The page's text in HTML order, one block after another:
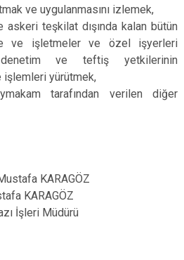
ve uygulanmasını izlemek,
askeri teşkilat dışında kalan bütün
ve işletmeler ve özel işyerleri
ve teftiş yetkilerinin
işlemleri yürütmek,
tarafından verilen diğer
KARAGÖZ
İşleri Müdürü